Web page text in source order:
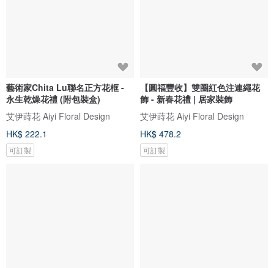
藝術家Chita Lu聯名正方花框 -
永生乾燥花禮 (附包裝盒)
艾伊蒔花 Aiyi Floral Design
HK$ 222.1
可訂製
【圓福豐收】雙圈紅色注連繩花
飾 - 新春花禮 | 居家裝飾
艾伊蒔花 Aiyi Floral Design
HK$ 478.2
可訂製